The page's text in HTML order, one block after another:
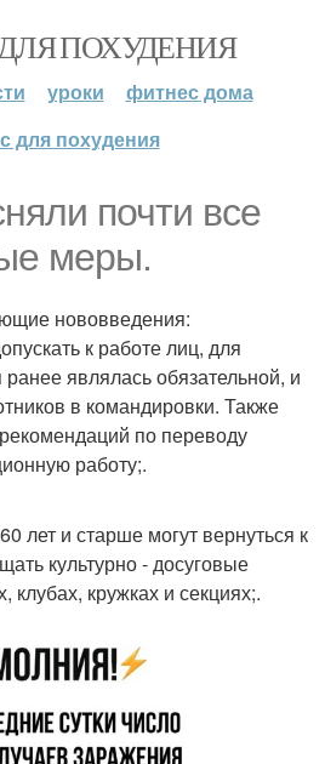
ПОХУДЕНИЯ
уроки
фитнес дома
для похудения
почти все
меры.
нововведения:
к работе лиц, для
являлась обязательной, и
в командировки. Также
по переводу
работу;.
лет и старше могут вернуться к
культурно - досуговые
клубах, кружках и секциях;.